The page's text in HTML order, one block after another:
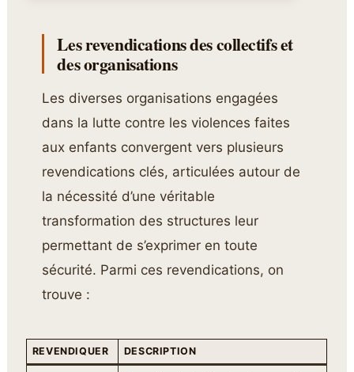
Les revendications des collectifs et
des organisations
Les diverses organisations engagées
dans la lutte contre les violences faites
aux enfants convergent vers plusieurs
revendications clés, articulées autour de
la nécessité d’une véritable
transformation des structures leur
permettant de s’exprimer en toute
sécurité. Parmi ces revendications, on
trouve :
REVENDIQUER DESCRIPTION